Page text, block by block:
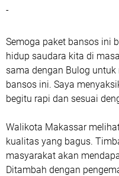
-
Semoga paket bansos ini
hidup saudara kita di
sama dengan Bulog
bansos ini. Saya
begitu rapi dan sesuai
Walikota Makassar
kualitas yang bagus.
masyarakat akan
Ditambah dengan